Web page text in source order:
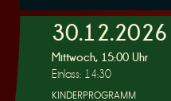
30.12.2026
Mittwoch, 15:00 Uhr
Einlass: 14:30
KINDERPROGRAMM